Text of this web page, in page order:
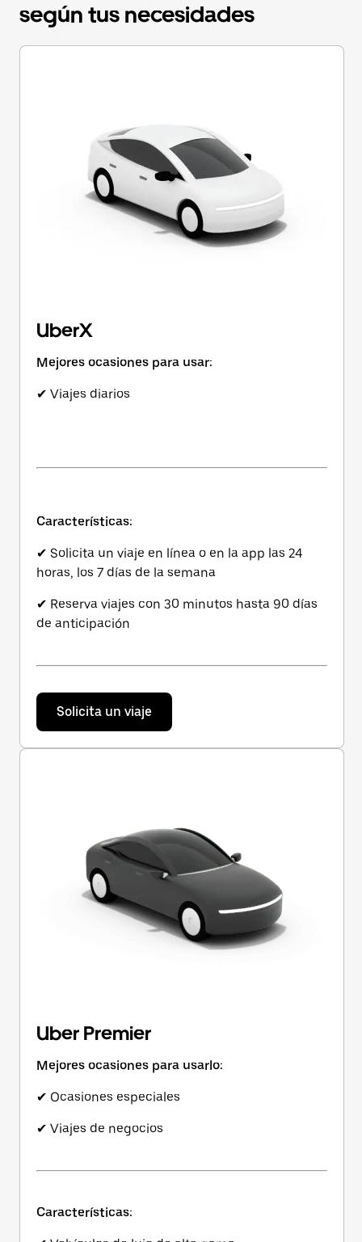
según tus necesidades
UberX
Mejores ocasiones para usar:
✔ Viajes diarios
Características:
✔ Solicita un viaje en línea o en la app las 24
horas, los 7 días de la semana
✔ Reserva viajes con 30 minutos hasta 90 días
de anticipación
Solicita un viaje
Uber Premier
Mejores ocasiones para usarlo:
✔ Ocasiones especiales
✔ Viajes de negocios
Características: